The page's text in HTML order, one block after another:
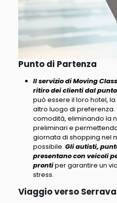
Punto di Partenza
Il servizio di Moving
ritiro dei clienti dal
può essere il loro hotel,
altro luogo di
comodità, eliminando la
preliminari e
giornata di shopping nel
possibile. Gli autisti,
presentano con veicoli
prontiper garantire un
stress.
Viaggio verso